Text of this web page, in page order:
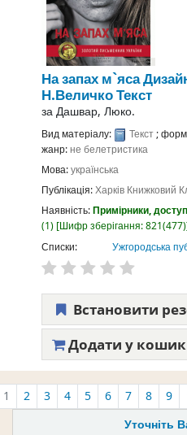
Уточніть
На запах м`яса
Н.ВеличкоТекст
заДашвар, Люко.
Вид матеріалу: Текст;
жанр:не белетристика
Мова:українська
Публікація:Харків Книжковий
Наявність:Примірники,
(1) Шифр зберігання:821(477)
Списки:
Ужгородська
Встановити
Додати у кошик
1 2 3 4 5 6 7 8 9